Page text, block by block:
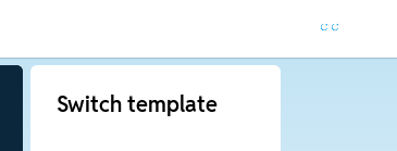
Switch template